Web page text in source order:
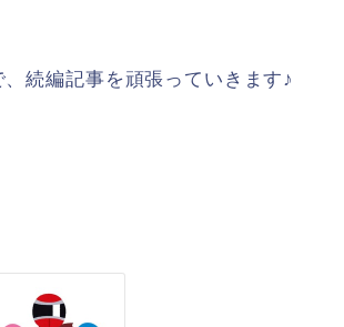
続編記事を頑張っていきます♪